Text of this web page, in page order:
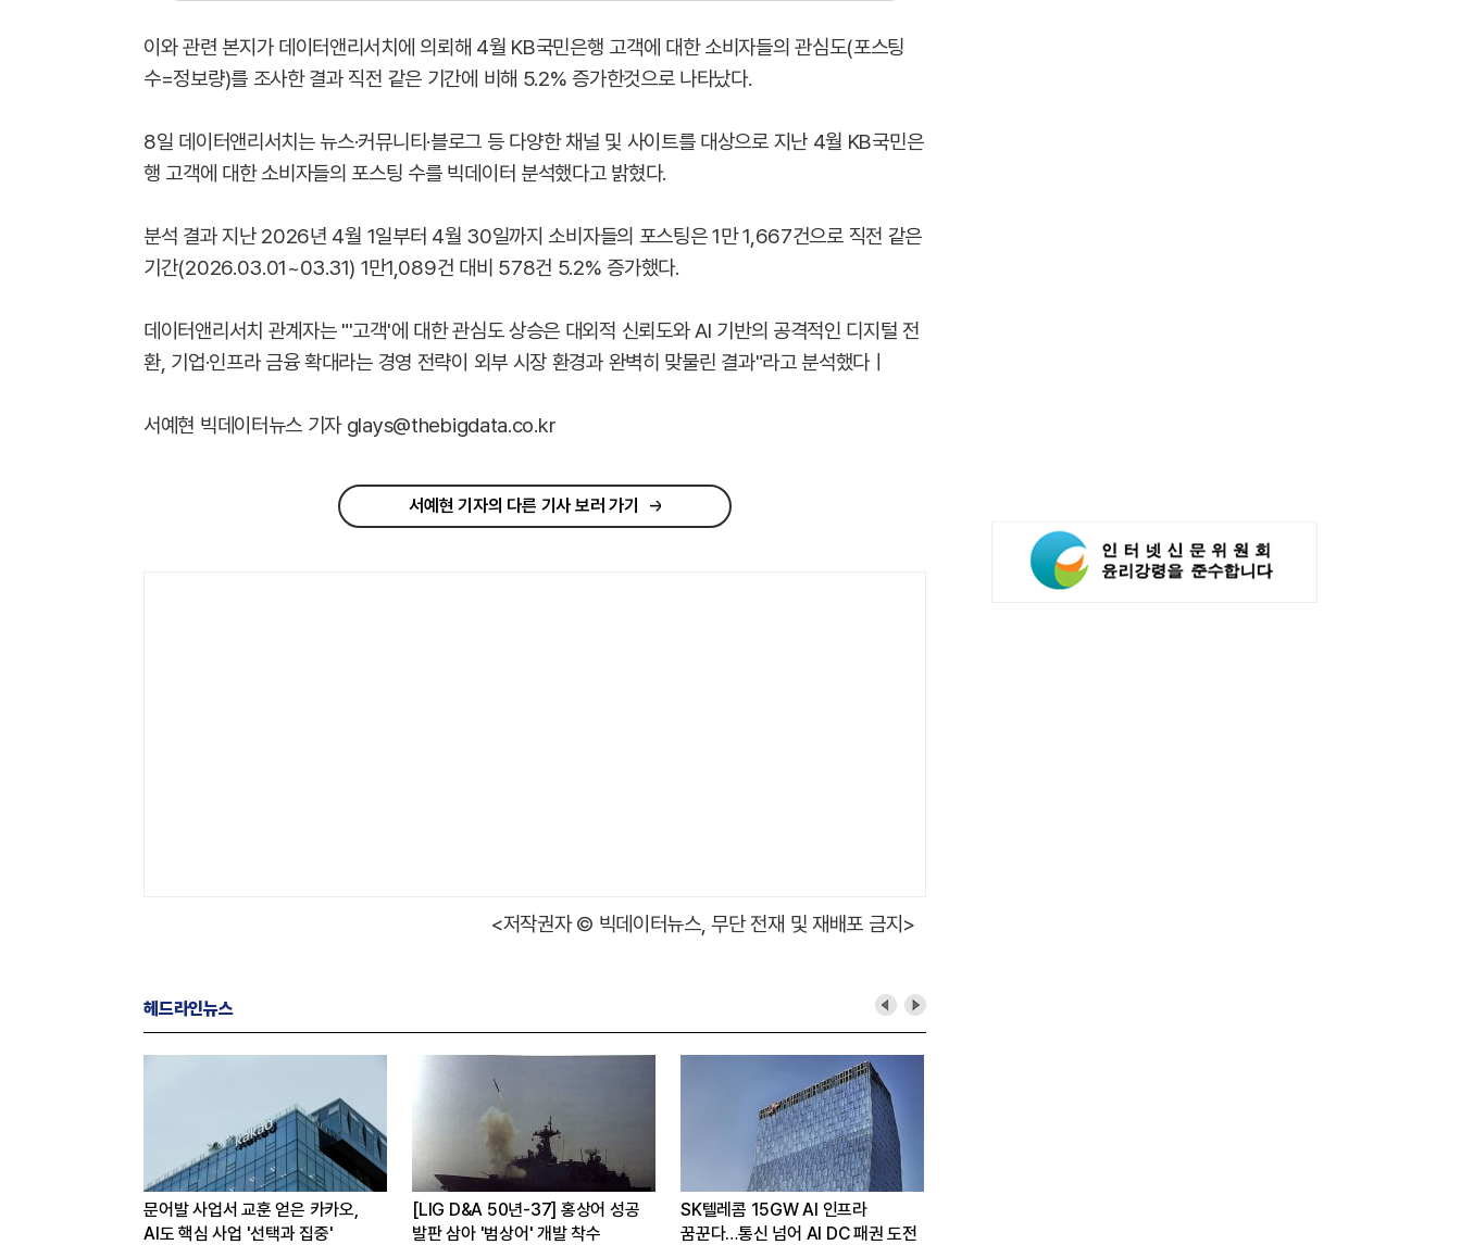
이와 관련 본지가 데이터앤리서치에 의뢰해 4월 KB국민은행 고객에 대한 소비자들의 관심도(포스팅
수=정보량)를 조사한 결과 직전 같은 기간에 비해 5.2% 증가한것으로 나타났다.
8일 데이터앤리서치는 뉴스·커뮤니티·블로그 등 다양한 채널 및 사이트를 대상으로 지난 4월 KB국민은
행 고객에 대한 소비자들의 포스팅 수를 빅데이터 분석했다고 밝혔다.
분석 결과 지난 2026년 4월 1일부터 4월 30일까지 소비자들의 포스팅은 1만 1,667건으로 직전 같은
기간(2026.03.01~03.31) 1만1,089건 대비 578건 5.2% 증가했다.
데이터앤리서치 관계자는 "'고객'에 대한 관심도 상승은 대외적 신뢰도와 AI 기반의 공격적인 디지털 전
환, 기업·인프라 금융 확대라는 경영 전략이 외부 시장 환경과 완벽히 맞물린 결과"라고 분석했다ㅣ
서예현 빅데이터뉴스 기자 glays@thebigdata.co.kr
서예현 기자의 다른 기사 보러 가기
<저작권자 © 빅데이터뉴스, 무단 전재 및 재배포 금지>
헤드라인뉴스
문어발 사업서 교훈 얻은 카카오,
AI도 핵심 사업 '선택과 집중'
[LIG D&A 50년-37] 홍상어 성공
발판 삼아 '범상어' 개발 착수
SK텔레콤 15GW AI 인프라
꿈꾼다…통신 넘어 AI DC 패권 도전